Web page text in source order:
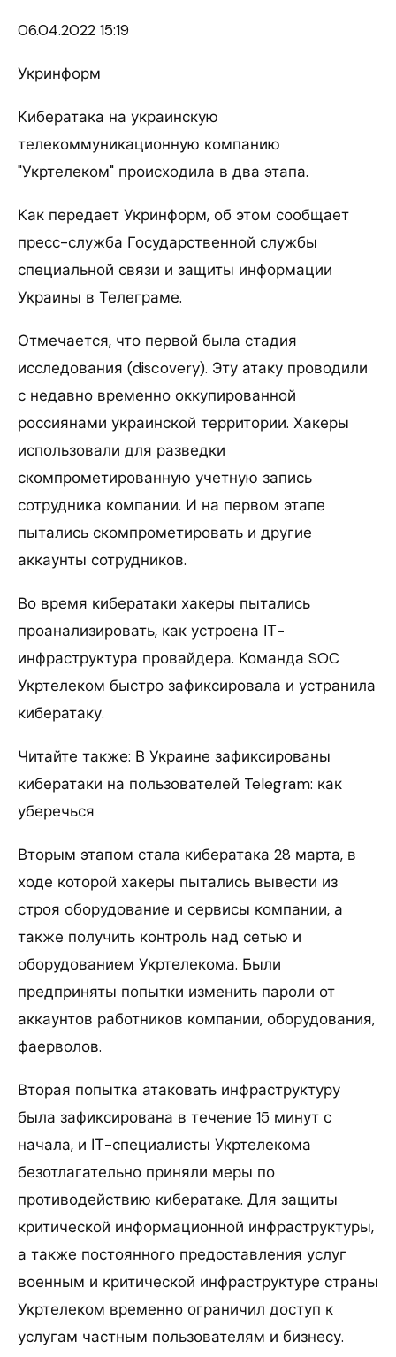
06.04.2022 15:19
Укринформ
Кибератака на украинскую
телекоммуникационную компанию
"Укртелеком" происходила в два этапа.
Как передает Укринформ, об этом сообщает
пресс-служба Государственной службы
специальной связи и защиты информации
Украины в Телеграме.
Отмечается, что первой была стадия
исследования (discovery). Эту атаку проводили
с недавно временно оккупированной
россиянами украинской территории. Хакеры
использовали для разведки
скомпрометированную учетную запись
сотрудника компании. И на первом этапе
пытались скомпрометировать и другие
аккаунты сотрудников.
Во время кибератаки хакеры пытались
проанализировать, как устроена ІТ-
инфраструктура провайдера. Команда SOC
Укртелеком быстро зафиксировала и устранила
кибератаку.
Читайте также: В Украине зафиксированы
кибератаки на пользователей Telegram: как
уберечься
Вторым этапом стала кибератака 28 марта, в
ходе которой хакеры пытались вывести из
строя оборудование и сервисы компании, а
также получить контроль над сетью и
оборудованием Укртелекома. Были
предприняты попытки изменить пароли от
аккаунтов работников компании, оборудования,
фаерволов.
Вторая попытка атаковать инфраструктуру
была зафиксирована в течение 15 минут с
начала, и ІТ-специалисты Укртелекома
безотлагательно приняли меры по
противодействию кибератаке. Для защиты
критической информационной инфраструктуры,
а также постоянного предоставления услуг
военным и критической инфраструктуре страны
Укртелеком временно ограничил доступ к
услугам частным пользователям и бизнесу.